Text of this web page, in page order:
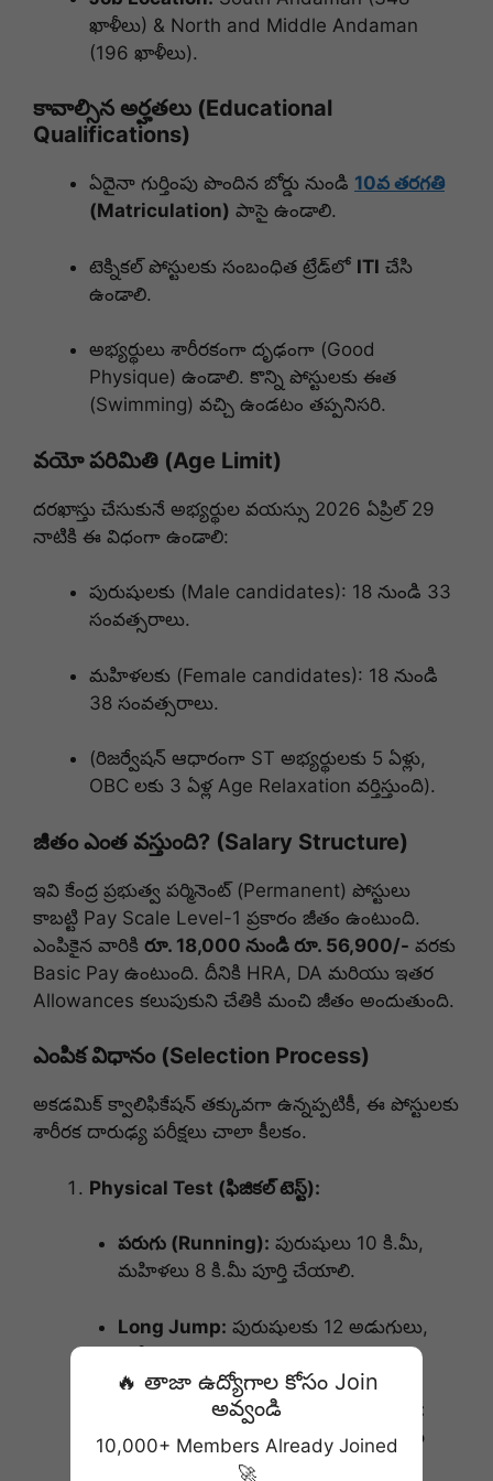
ఖాళీలు) & North and Middle Andaman
(196 ఖాళీలు).
కావాల్సిన అర్హతలు (Educational
Qualifications)
ఏదైనా గుర్తింపు పొందిన బోర్డు నుండి 10వ తరగతి
(Matriculation) పాసై ఉండాలి.
టెక్నికల్ పోస్టులకు సంబంధిత ట్రేడ్‌లో ITI చేసి
ఉండాలి.
అభ్యర్థులు శారీరకంగా దృఢంగా (Good
Physique) ఉండాలి. కొన్ని పోస్టులకు ఈత
(Swimming) వచ్చి ఉండటం తప్పనిసరి.
వయో పరిమితి (Age Limit)
దరఖాస్తు చేసుకునే అభ్యర్థుల వయస్సు 2026 ఏప్రిల్ 29
నాటికి ఈ విధంగా ఉండాలి:
పురుషులకు (Male candidates): 18 నుండి 33
సంవత్సరాలు.
మహిళలకు (Female candidates): 18 నుండి
38 సంవత్సరాలు.
(రిజర్వేషన్ ఆధారంగా ST అభ్యర్థులకు 5 ఏళ్లు,
OBC లకు 3 ఏళ్ల Age Relaxation వర్తిస్తుంది).
జీతం ఎంత వస్తుంది? (Salary Structure)
ఇవి కేంద్ర ప్రభుత్వ పర్మినెంట్ (Permanent) పోస్టులు
కాబట్టి Pay Scale Level-1 ప్రకారం జీతం ఉంటుంది.
ఎంపికైన వారికి రూ. 18,000 నుండి రూ. 56,900/- వరకు
Basic Pay ఉంటుంది. దీనికి HRA, DA మరియు ఇతర
Allowances కలుపుకుని చేతికి మంచి జీతం అందుతుంది.
ఎంపిక విధానం (Selection Process)
అకడమిక్ క్వాలిఫికేషన్ తక్కువగా ఉన్నప్పటికీ, ఈ పోస్టులకు
శారీరక దారుఢ్య పరీక్షలు చాలా కీలకం.
Physical Test (ఫిజికల్ టెస్ట్):
పరుగు (Running): పురుషులు 10 కి.మీ,
మహిళలు 8 కి.మీ పూర్తి చేయాలి.
Long Jump: పురుషులకు 12 అడుగులు,
మహిళలకు 9 అడుగులు.
బరువు మోయడం (Weight Carrying):
పురుషులు 30 కేజీలు, మహిళలు 20 కేజీల
బరువు మోయాలి.
🔥 తాజా ఉద్యోగాల కోసం Join
అవ్వండి
10,000+ Members Already Joined
🚀